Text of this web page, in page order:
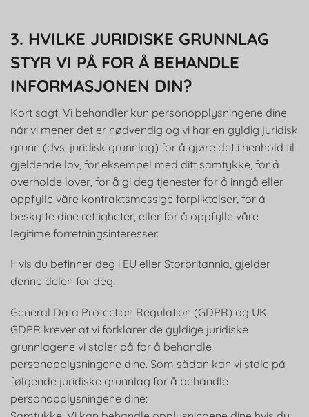
3. HVILKE JURIDISKE GRUNNLAG
STYR VI PÅ FOR Å BEHANDLE
INFORMASJONEN DIN?
Kort sagt: Vi behandler kun personopplysningene dine
når vi mener det er nødvendig og vi har en gyldig juridisk
grunn (dvs. juridisk grunnlag) for å gjøre det i henhold til
gjeldende lov, for eksempel med ditt samtykke, for å
overholde lover, for å gi deg tjenester for å inngå eller
oppfylle våre kontraktsmessige forpliktelser, for å
beskytte dine rettigheter, eller for å oppfylle våre
legitime forretningsinteresser.
Hvis du befinner deg i EU eller Storbritannia, gjelder
denne delen for deg.
General Data Protection Regulation (GDPR) og UK
GDPR krever at vi forklarer de gyldige juridiske
grunnlagene vi stoler på for å behandle
personopplysningene dine. Som sådan kan vi stole på
følgende juridiske grunnlag for å behandle
personopplysningene dine: